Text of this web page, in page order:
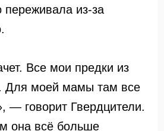
переживала из-за
Все мои предки из
Для моей мамы там все
— говорит Гвердцители.
она всё больше